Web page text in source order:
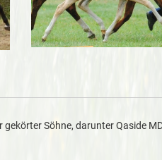
gekörter Söhne, darunter Qaside